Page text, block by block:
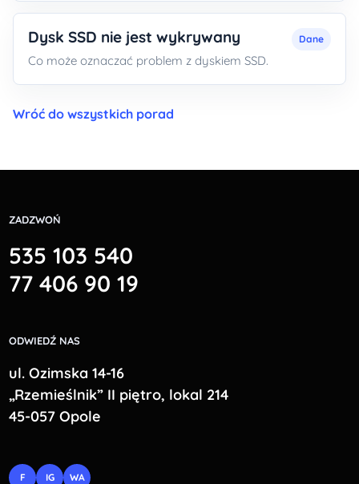
Dysk SSD nie jest wykrywany
Co może oznaczać problem z dyskiem SSD.
Dane
Wróć do wszystkich porad
ZADZWOŃ
535 103 540
77 406 90 19
ODWIEDŹ NAS
ul. Ozimska 14-16
„Rzemieślnik” II piętro, lokal 214
45-057 Opole
F IG WA